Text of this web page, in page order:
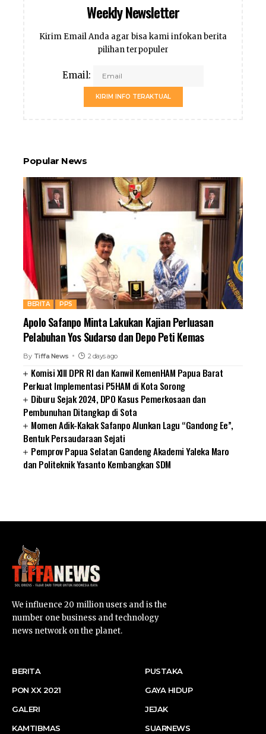
Weekly Newsletter
Kirim Email Anda agar bisa kami infokan berita
pilihan terpopuler
Email:
KIRIM INFO TERAKTUAL
Popular News
BERITA PPS
Apolo Safanpo Minta Lakukan Kajian Perluasan
Pelabuhan Yos Sudarso dan Depo Peti Kemas
By Tiffa News 2 days ago
Komisi XIII DPR RI dan Kanwil KemenHAM Papua Barat
Perkuat Implementasi P5HAM di Kota Sorong
Diburu Sejak 2024, DPO Kasus Pemerkosaan dan
Pembunuhan Ditangkap di Sota
Momen Adik-Kakak Safanpo Alunkan Lagu “Gandong Ee”,
Bentuk Persaudaraan Sejati
Pemprov Papua Selatan Gandeng Akademi Yaleka Maro
dan Politeknik Yasanto Kembangkan SDM
We influence 20 million users and is the
number one business and technology
news network on the planet.
BERITA
PON XX 2021
GALERI
KAMTIBMAS
PUSTAKA
GAYA HIDUP
JEJAK
SUARNEWS